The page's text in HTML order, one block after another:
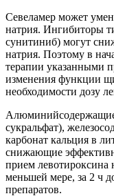
Севеламер может
натрия. Ингибиторы
сунитиниб) могут
натрия. Поэтому в
терапии указанными
изменения функции
необходимости дозу
сукральфат),
карбонат кальция в
снижающие
прием левотироксина
меньшей мере, за 2 ч
препаратов.